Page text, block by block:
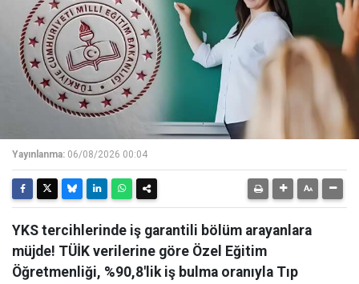
Yayınlanma: 06/08/2026 00:04
YKS tercihlerinde iş garantili bölüm arayanlara
müjde! TÜİK verilerine göre Özel Eğitim
Öğretmenliği, %90,8'lik iş bulma oranıyla Tıp